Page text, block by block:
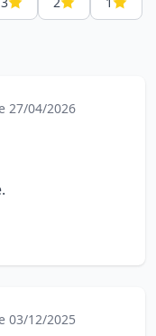
27/04/2026
03/12/2025